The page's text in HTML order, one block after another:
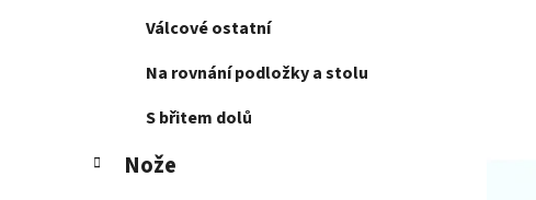
Válcové ostatní
Na rovnání podložky a stolu
S břitem dolů
Nože